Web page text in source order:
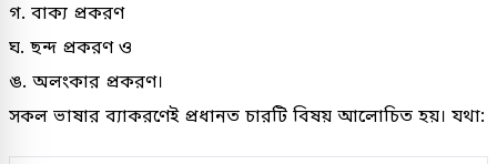
গ. বাক্য প্রকরণ
ঘ. ছন্দ প্রকরণ ও
ঙ. অলংকার প্রকরণ।
সকল ভাষার ব্যাকরণেই প্রধানত চারটি বিষয় আলোচিত হয়। যথা: